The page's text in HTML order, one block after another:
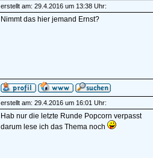
erstellt am: 29.4.2016 um 13:38 Uhr:
Nimmt das hier jemand Ernst?
erstellt am: 29.4.2016 um 16:01 Uhr:
Hab nur die letzte Runde Popcorn verpasst
darum lese ich das Thema noch